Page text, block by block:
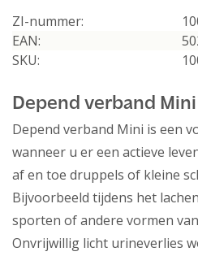
ZI-nummer:
EAN:
SKU:
Depend verband Mini
Depend verband Mini is een
wanneer u er een actieve
af en toe druppels of kleine
Bijvoorbeeld tijdens het
sporten of andere vormen
Onvrijwillig licht urineverlies